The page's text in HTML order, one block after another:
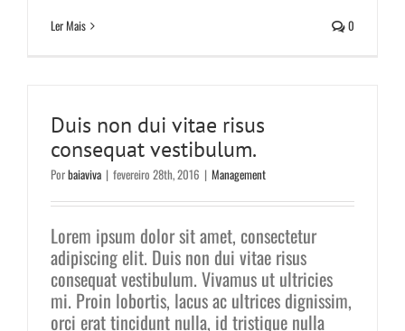
Ler Mais 0
Duis non dui vitae risus
consequat vestibulum.
Porbaiaviva | fevereiro 28th, 2016 | Management
Lorem ipsum dolor sit amet, consectetur
adipiscing elit. Duis non dui vitae risus
consequat vestibulum. Vivamus ut ultricies
mi. Proin lobortis, lacus ac ultrices dignissim,
orci erat tincidunt nulla, id tristique nulla